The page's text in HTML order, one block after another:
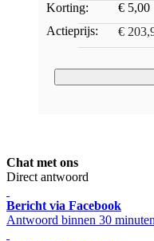
Korting:
€ 5,00
Actieprijs:
€
Chat met ons
Direct antwoord
Bericht via Facebook
Antwoord binnen 30 minuten